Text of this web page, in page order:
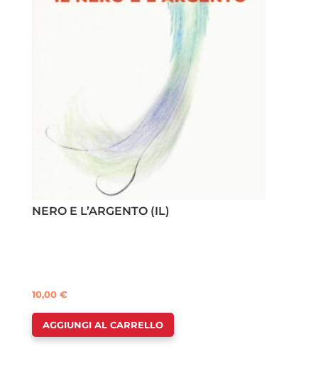
NERO E L’ARGENTO (IL)
10,00€
AGGIUNGI AL CARRELLO